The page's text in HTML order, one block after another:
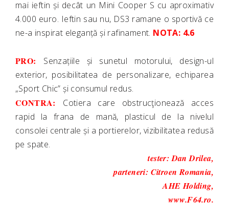
mai ieftin și decât un Mini Cooper S cu aproximativ
4.000 euro. Ieftin sau nu, DS3 ramane o sportivă ce
ne-a inspirat eleganță și rafinament. NOTA: 4.6
PRO: Senzațiile și sunetul motorului, design-ul
exterior, posibilitatea de personalizare, echiparea
„Sport Chic” și consumul redus.
CONTRA: Cotiera care obstrucţionează acces
rapid la frana de mană, plasticul de la nivelul
consolei centrale și a portierelor, vizibilitatea redusă
pe spate.
tester: Dan Drilea,
parteneri: Citroen Romania,
AHE Holding,
www.F64.ro.